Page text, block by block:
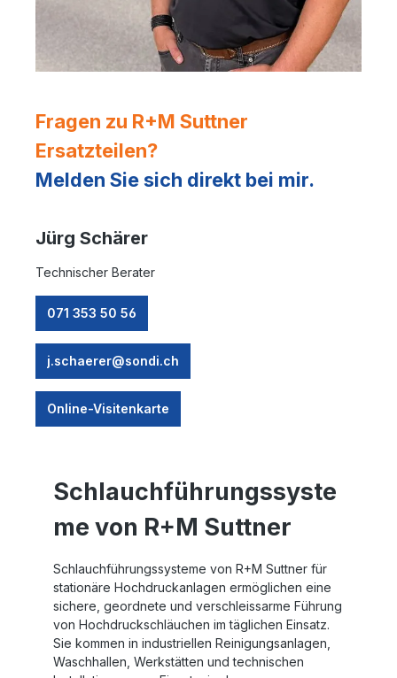
Fragen zu R+M Suttner
Ersatzteilen?
Melden Sie sich direkt bei mir.
Jürg Schärer
Technischer Berater
071 353 50 56
j.schaerer@sondi.ch
Online-Visitenkarte
Schlauchführungssyste
me von R+M Suttner
Schlauchführungssysteme von R+M Suttner für
stationäre Hochdruckanlagen ermöglichen eine
sichere, geordnete und verschleissarme Führung
von Hochdruckschläuchen im täglichen Einsatz.
Sie kommen in industriellen Reinigungsanlagen,
Waschhallen, Werkstätten und technischen